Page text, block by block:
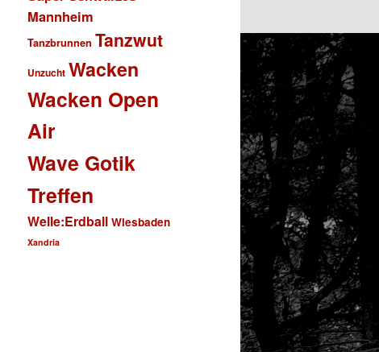
Mannheim
Tanzbrunnen Tanzwut
Unzucht Wacken
Wacken Open
Air
Wave Gotik
Treffen
Welle:Erdball Wiesbaden
Xandria